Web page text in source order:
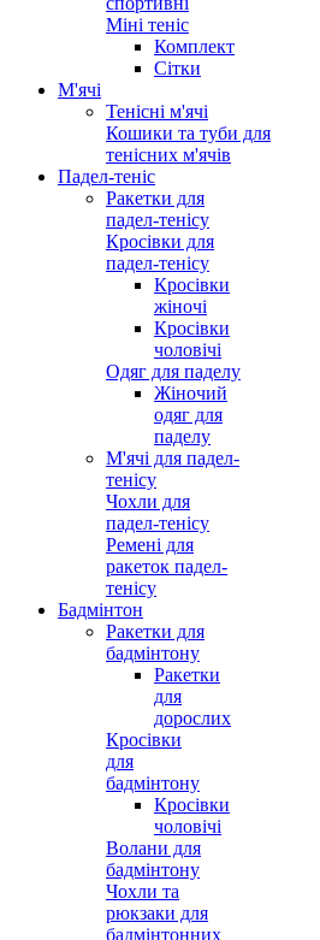
Міні теніс
Комплект
Сітки
М'ячі
Тенісні м'ячі
Кошики та туби для
тенісних м'ячів
Падел-теніс
Ракетки для
падел-тенісу
Кросівки для
падел-тенісу
Кросівки
жіночі
Кросівки
чоловічі
Одяг для паделу
Жіночий
одяг для
паделу
М'ячі для падел-
тенісу
Чохли для
падел-тенісу
Ремені для
ракеток падел-
тенісу
Бадмінтон
Ракетки для
бадмінтону
Ракетки
для
дорослих
Кросівки
для
бадмінтону
Кросівки
чоловічі
Волани для
бадмінтону
Чохли та
рюкзаки для
бадмінтонних